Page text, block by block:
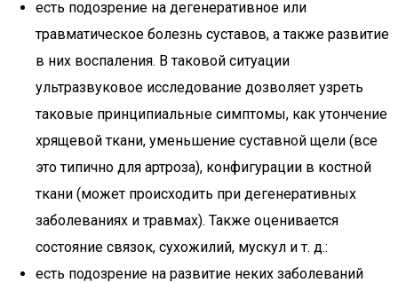
есть подозрение на дегенеративное или
травматическое болезнь суставов, а также развитие
в них воспаления. В таковой ситуации
ультразвуковое исследование дозволяет узреть
таковые принципиальные симптомы, как утончение
хрящевой ткани, уменьшение суставной щели (все
это типично для артроза), конфигурации в костной
ткани (может происходить при дегенеративных
заболеваниях и травмах). Также оценивается
состояние связок, сухожилий, мускул и т. д.:
есть подозрение на развитие неких заболеваний